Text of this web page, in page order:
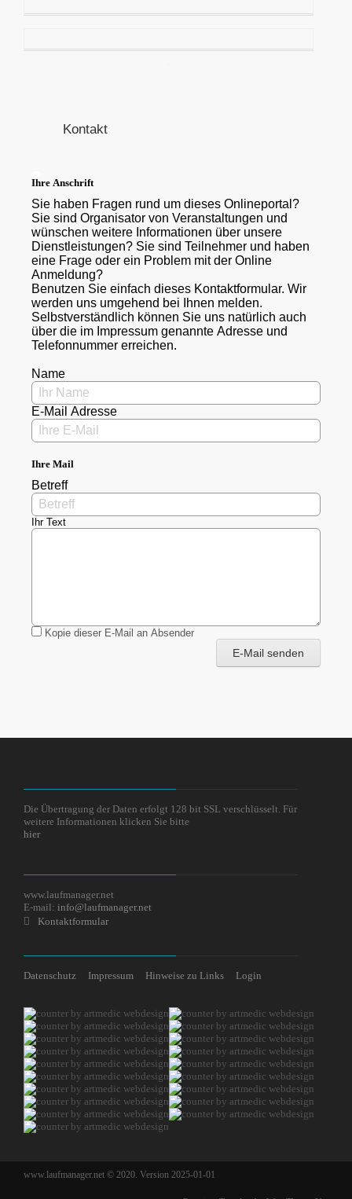
Kontakt
Ihre Anschrift
Sie haben Fragen rund um dieses Onlineportal?
Sie sind Organisator von Veranstaltungen und
wünschen weitere Informationen über unsere
Dienstleistungen? Sie sind Teilnehmer und haben
eine Frage oder ein Problem mit der Online
Anmeldung?
Benutzen Sie einfach dieses Kontaktformular. Wir
werden uns umgehend bei Ihnen melden.
Selbstverständlich können Sie uns natürlich auch
über die im Impressum genannte Adresse und
Telefonnummer erreichen.
Name
E-Mail Adresse
Ihre Mail
Betreff
Ihr Text
Kopie dieser E-Mail an Absender
E-Mail senden
Die Übertragung der Daten erfolgt 128 bit SSL verschlüsselt. Für
weitere Informationen klicken Sie bitte
hier
www.laufmanager.net
E-mail: info@laufmanager.net
Kontaktformular
Datenschutz Impressum Hinweise zu Links Login
www.laufmanager.net © 2020. Version 2025-01-01